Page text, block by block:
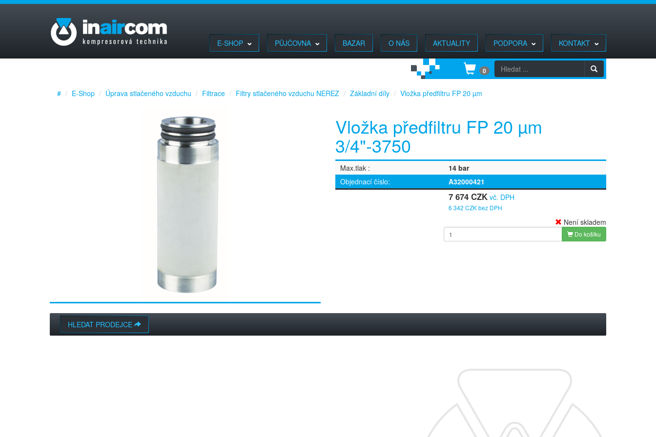
E-SHOP PŮJČOVNA BAZAR O NÁS AKTUALITY PODPORA KONTAKT
0
# E-Shop Úprava stlačeného vzduchu Filtrace Filtry stlačeného vzduchu NEREZ Základní díly Vložka předfiltru FP 20 µm
Vložka předfiltru FP 20 µm
3/4"-3750
Max.tlak
14 bar
Objednací číslo
A32000421
7 674 CZK vč. DPH
6 342 CZK bez DPH
Není skladem
Do košíku
HLEDAT PRODEJCE